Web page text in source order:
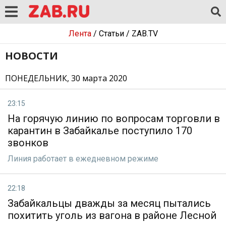
Лента/ Статьи/ ZAB.TV
НОВОСТИ
ПОНЕДЕЛЬНИК, 30 марта 2020
23:15
На горячую линию по вопросам торговли в
карантин в Забайкалье поступило 170
звонков
Линия работает в ежедневном режиме
22:18
Забайкальцы дважды за месяц пытались
похитить уголь из вагона в районе Лесной